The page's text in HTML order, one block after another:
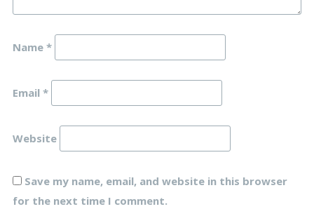
Name *
Email *
Website
Save my name, email, and website in this browser
for the next time I comment.